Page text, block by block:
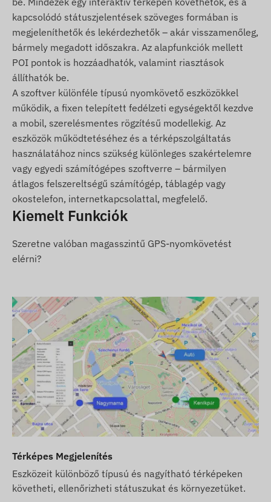
USB töltőkábel
Üzembehelyezési útmutató
Hordtáska a biztonságos tároláshoz
Használati Feltételek és Üzemeltetés
A készülék normál működéséhez aktív kapcsolat
szükséges a műholdrendszerekkel és a
mobilszolgáltatók hálózatával. Ezek biztosítják az
adatgyűjtést és továbbítást a felhasználó
telefonjára vagy a központi rendszerbe. A készülék
a mobilszolgáltatók hálózatán keresztül, a benne
elhelyezett (cserélhető) SIM kártya segítségével
kommunikál.
Működési régió
Vásárlási opciók
Ha csak készüléket vásárol (szoftver előfizetést
nem), azt a gyári beállításokkal adjuk át. A
működtetéshez szükséges SIM kártyáról, annak
beállításairól és a kártya üzemeltetéséről
(feltöltés, éves adategyeztetés) Önnek kell
gondoskodnia.
Ha a készülék mellett szoftver előfizetést is
vásárol, de SIM kártyát nem, akkor a készüléket
már a szoftverünkben regisztrálva, működésre
készen adjuk át. A SIM kártya beszerzése,
beállítása és üzemeltetése azonban továbbra is
kapcsolódó státuszjelentések szöveges formában is
megjeleníthetők és lekérdezhetők – akár visszamenőleg,
bármely megadott időszakra. Az alapfunkciók mellett
POI pontok is hozzáadhatók, valamint riasztások
állíthatók be.
A szoftver különféle típusú nyomkövető eszközökkel
működik, a fixen telepített fedélzeti egységektől kezdve
a mobil, szerelésmentes rögzítésű modellekig. Az
eszközök működtetéséhez és a térképszolgáltatás
használatához nincs szükség különleges szakértelemre
vagy egyedi számítógépes szoftverre – bármilyen
átlagos felszereltségű számítógép, táblagép vagy
okostelefon, internetkapcsolattal, megfelelő.
Kiemelt Funkciók
Szeretne valóban magasszintű GPS-nyomkövetést
elérni?
Térképes Megjelenítés
Eszközeit különböző típusú és nagyítható térképeken
követheti, ellenőrizheti státuszukat és környezetüket.